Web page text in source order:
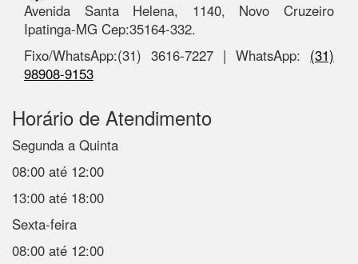
Avenida Santa Helena, 1140, Novo Cruzeiro
Ipatinga-MG Cep:35164-332.
Fixo/WhatsApp:(31) 3616-7227 | WhatsApp: (31)
98908-9153
Horário de Atendimento
Segunda a Quinta
08:00 até 12:00
13:00 até 18:00
Sexta-feira
08:00 até 12:00